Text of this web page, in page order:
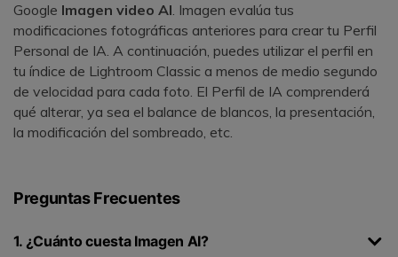
Google Imagen video AI. Imagen evalúa tus
modificaciones fotográficas anteriores para crear tu Perfil
Personal de IA.󠀲󠀡󠀠󠀦󠀣󠀩󠀣󠀦󠀡󠀳󠀰 A continuación, puedes utilizar el perfil en
tu índice de Lightroom Classic a menos de medio segundo
de velocidad para cada foto.󠀲󠀡󠀠󠀦󠀣󠀩󠀣󠀦󠀢󠀳󠀰 El Perfil de IA comprenderá
qué alterar, ya sea el balance de blancos, la presentación,
la modificación del sombreado, etc.󠀲󠀡󠀠󠀦󠀣󠀩󠀣󠀦󠀣󠀳
Preguntas Frecuentes
󠀰1. ¿Cuánto cuesta Imagen AI?󠀲󠀡󠀠󠀦󠀣󠀩󠀣󠀦󠀥󠀳